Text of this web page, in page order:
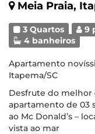
Meia Praia,
3 Quartos 9
4 banheiros
Apartamento
Itapema/SC
Desfrute do melhor
apartamento de 03
ao Mc Donald’s –
vista ao mar